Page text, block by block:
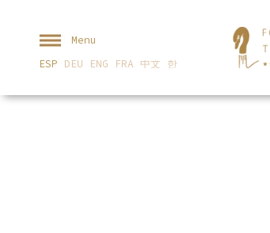
Menu
ESP DEU ENG FRA 中文 한